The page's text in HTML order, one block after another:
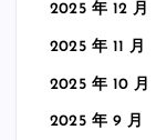
2025 年 12 月
2025 年 11 月
2025 年 10 月
2025 年 9 月